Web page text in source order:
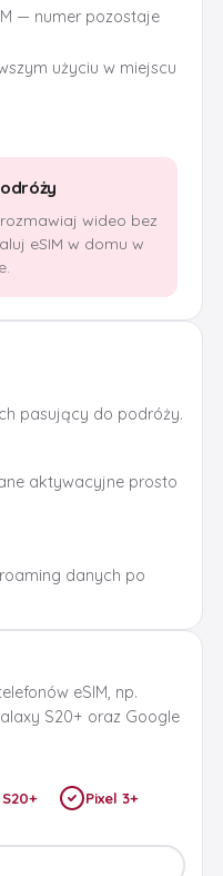
— numer pozostaje
użyciu w miejscu
wideo bez
eSIM w domu w
pasujący do podróży.
aktywacyjne prosto
danych po
eSIM, np.
S20+ oraz Google
Pixel 3+